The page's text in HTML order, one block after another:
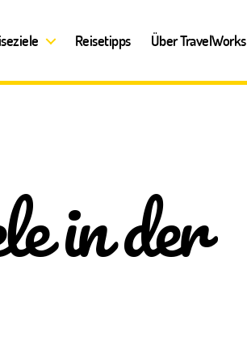
Reisetipps Über TravelWorks
in der